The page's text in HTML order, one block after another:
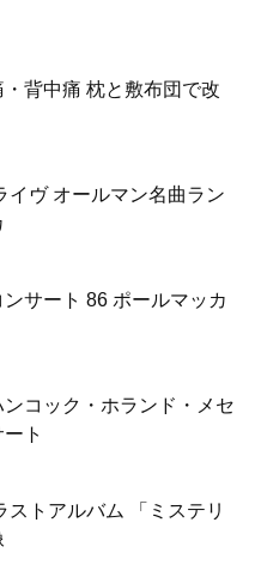
背中痛 枕と敷布団で改
イヴ オールマン名曲ラン
サート 86 ポールマッカ
コック・ホランド・メセ
ト
ストアルバム 「ミステリ